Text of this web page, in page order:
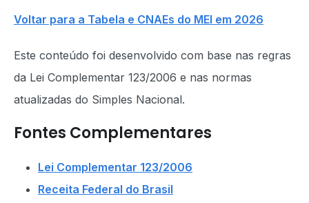
Voltar para a Tabela e CNAEs do MEI em 2026
Este conteúdo foi desenvolvido com base nas regras
da Lei Complementar 123/2006 e nas normas
atualizadas do Simples Nacional.
Fontes Complementares
Lei Complementar 123/2006
Receita Federal do Brasil